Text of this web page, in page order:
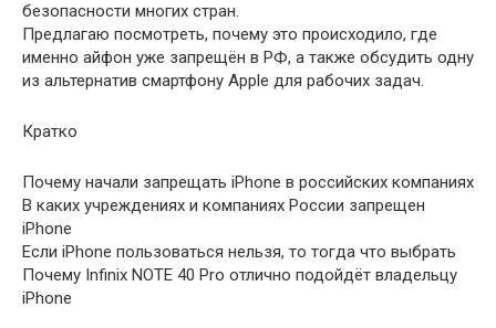
безопасности многих стран.
Предлагаю посмотреть, почему это происходило, где
именно айфон уже запрещён в РФ, а также обсудить одну
из альтернатив смартфону Apple для рабочих задач.
Кратко
Почему начали запрещать iPhone в российских компаниях
В каких учреждениях и компаниях России запрещен
iPhone
Если iPhone пользоваться нельзя, то тогда что выбрать
Почему Infinix NOTE 40 Pro отлично подойдёт владельцу
iPhone